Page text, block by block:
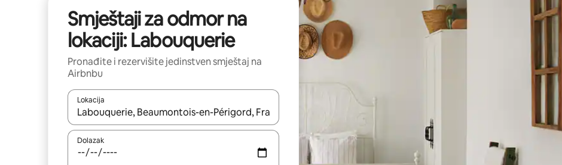
Smještaji za odmor na
lokaciji: Labouquerie
Pronađite i rezervišite jedinstven smještaj na
Airbnbu
Lokacija
Kad rezultati budu dostupni, krećite se gore i dolje pomoću strelica ili ih pregledajte dodirom ili povlačenjem prsta.
Dolazak